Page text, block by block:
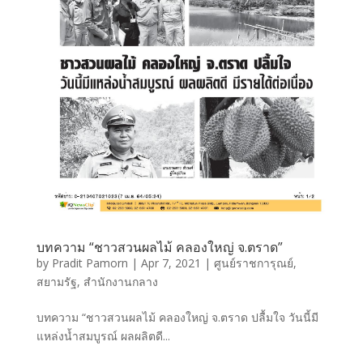
บทความ “ชาวสวนผลไม้ คลองใหญ่ จ.ตราด”
by Pradit Pamorn | Apr 7, 2021 | ศูนย์ราชการุณย์,
สยามรัฐ, สำนักงานกลาง
บทความ “ชาวสวนผลไม้ คลองใหญ่ จ.ตราด ปลื้มใจ วันนี้มี
แหล่งน้ำสมบูรณ์ ผลผลิตดี...